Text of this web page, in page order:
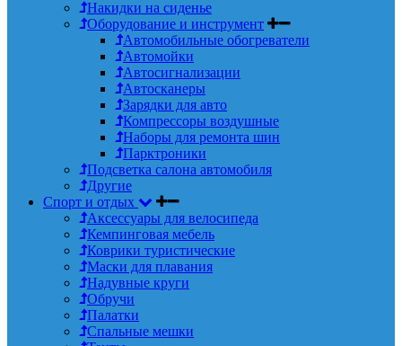
Накидки на сиденье
Оборудование и инструмент
Автомобильные обогреватели
Автомойки
Автосигнализации
Автосканеры
Зарядки для авто
Компрессоры воздушные
Наборы для ремонта шин
Парктроники
Подсветка салона автомобиля
Другие
Спорт и отдых
Аксессуары для велосипеда
Кемпинговая мебель
Коврики туристические
Маски для плавания
Надувные круги
Обручи
Палатки
Спальные мешки